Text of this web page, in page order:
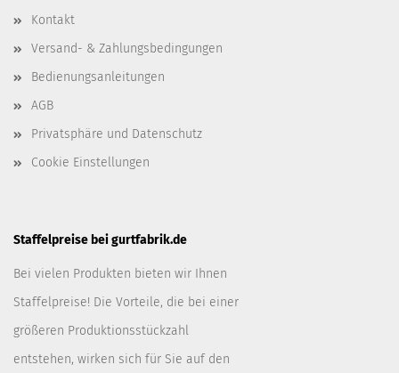
Kontakt
Versand- & Zahlungsbedingungen
Bedienungsanleitungen
AGB
Privatsphäre und Datenschutz
Cookie Einstellungen
Staffelpreise bei gurtfabrik.de
Bei vielen Produkten bieten wir Ihnen
Staffelpreise! Die Vorteile, die bei einer
größeren Produktionsstückzahl
entstehen, wirken sich für Sie auf den